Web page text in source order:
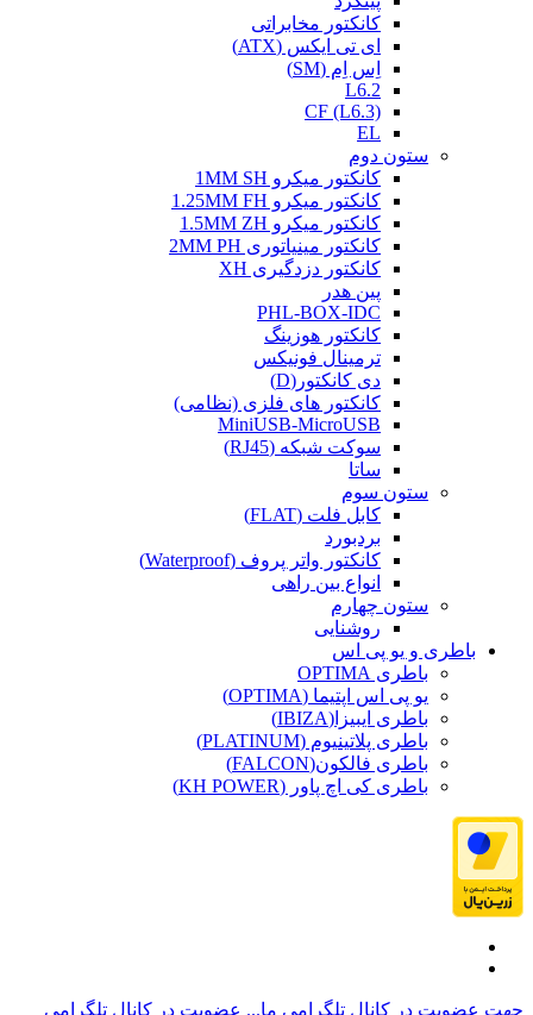
کانکتور مخابراتی
ای تی ایکس (ATX)
اِس اِم (SM)
L6.2
CF (L6.3)
EL
ستون دوم
کانکتور میکرو 1MM SH
کانکتور میکرو 1.25MM FH
کانکتور میکرو 1.5MM ZH
کانکتور مینیاتوری 2MM PH
کانکتور دزدگیری XH
پین هدر
PHL-BOX-IDC
کانکتور هوزینگ
ترمینال فونیکس
دی کانکتور(D)
کانکتور های فلزی (نظامی)
MiniUSB-MicroUSB
سوکت شبکه (RJ45)
ساتا
ستون سوم
کابل فلت (FLAT)
بردبورد
کانکتور واتر پروف (Waterproof)
انواع بین راهی
ستون چهارم
روشنایی
باطری و یو پی اس
باطری OPTIMA
یو پی اس اپتیما (OPTIMA)
باطری ایبیزا(IBIZA)
باطری پلاتینیوم (PLATINUM)
باطری فالکون(FALCON)
باطری کی اچ پاور (KH POWER)
جهت عضویت در کانال تلگرامی ما... عضویت در کانال تلگرامی